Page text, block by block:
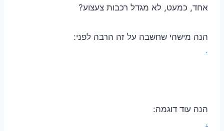
אחד, כמעט, לא מגדל רכבות צעצוע?
הנה מישהי שחשבה על זה הרבה לפני:
.
הנה עוד דוגמה:
.